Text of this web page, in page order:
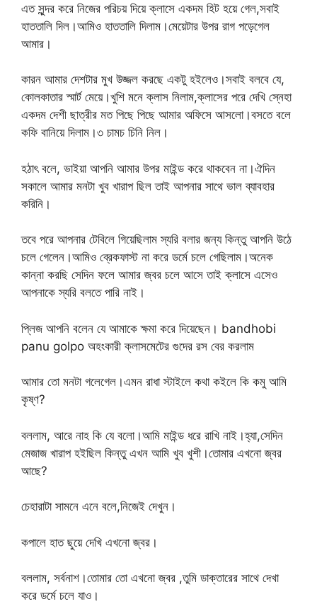
এত সুন্দর করে নিজের পরিচয় দিয়ে ক্লাসে একদম হিট হয়ে গেল,সবাই
হাততালি দিল।আমিও হাততালি দিলাম।মেয়েটার উপর রাগ পড়েগেল
আমার।
কারন আমার দেশটার মুখ উজ্জল করছে একটু হইলেও।সবাই বলবে যে,
কোলকাতার স্মার্ট মেয়ে।খুশি মনে ক্লাস নিলাম,ক্লাসের পরে দেখি স্নেহা
একদম দেশী ছাত্রীর মত পিছে পিছে আমার অফিসে আসলো।বসতে বলে
কফি বানিয়ে দিলাম।৩ চামচ চিনি নিল।
হঠাৎ বলে, ভাইয়া আপনি আমার উপর মাইন্ড করে থাকবেন না।ঐদিন
সকালে আমার মনটা খুব খারাপ ছিল তাই আপনার সাথে ভাল ব্যাবহার
করিনি।
তবে পরে আপনার টেবিলে গিয়েছিলাম স্যরি বলার জন্য কিন্তু আপনি উঠে
চলে গেলেন।আমিও ব্রেকফাস্ট না করে ডর্মে চলে গেছিলাম।অনেক
কান্না করছি সেদিন ফলে আমার জ্বর চলে আসে তাই ক্লাসে এসেও
আপনাকে স্যরি বলতে পারি নাই।
প্লিজ আপনি বলেন যে আমাকে ক্ষমা করে দিয়েছেন। bandhobi
panu golpo অহংকারী ক্লাসমেটের গুদের রস বের করলাম
আমার তো মনটা গলেগেল।এমন রাধা স্টাইলে কথা কইলে কি কমু আমি
কৃষ্ণ?
বললাম, আরে নাহ কি যে বলো।আমি মাইন্ড ধরে রাখি নাই।হ্যা,সেদিন
মেজাজ খারাপ হইছিল কিন্তু এখন আমি খুব খুশী।তোমার এখনো জ্বর
আছে?
চেহারাটা সামনে এনে বলে,নিজেই দেখুন।
কপালে হাত ছুয়ে দেখি এখনো জ্বর।
বললাম, সর্বনাশ।তোমার তো এখনো জ্বর ,তুমি ডাক্তারের সাথে দেখা
করে ডর্মে চলে যাও।